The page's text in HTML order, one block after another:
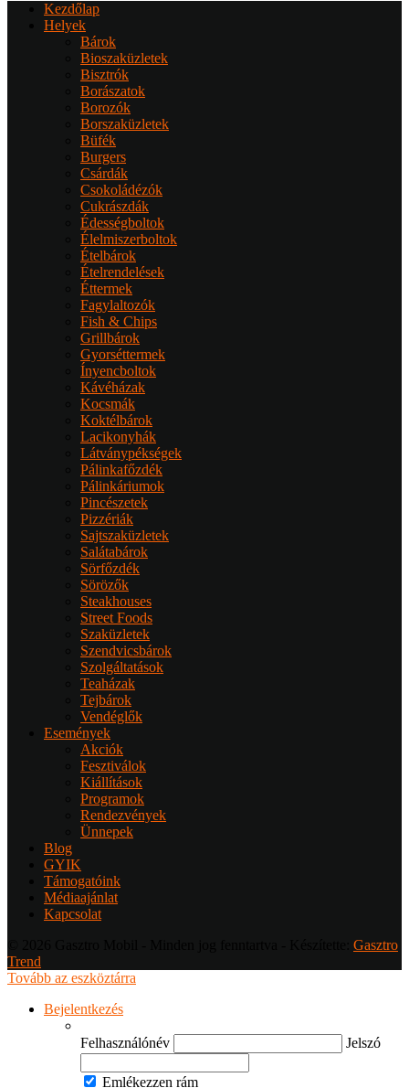
Kezdőlap
Helyek
Bárok
Bioszaküzletek
Bisztrók
Borászatok
Borozók
Borszaküzletek
Büfék
Burgers
Csárdák
Csokoládézók
Cukrászdák
Édességboltok
Élelmiszerboltok
Ételbárok
Ételrendelések
Éttermek
Fagylaltozók
Fish & Chips
Grillbárok
Gyorséttermek
Ínyencboltok
Kávéházak
Kocsmák
Koktélbárok
Lacikonyhák
Látványpékségek
Pálinkafőzdék
Pálinkáriumok
Pincészetek
Pizzériák
Sajtszaküzletek
Salátabárok
Sörfőzdék
Sörözők
Steakhouses
Street Foods
Szaküzletek
Szendvicsbárok
Szolgáltatások
Teaházak
Tejbárok
Vendéglők
Események
Akciók
Fesztiválok
Kiállítások
Programok
Rendezvények
Ünnepek
Blog
GYIK
Támogatóink
Médiaajánlat
Kapcsolat
Gasztro
Trend
Tovább az eszköztárra
Bejelentkezés
Felhasználónév Jelszó
Emlékezzen rám